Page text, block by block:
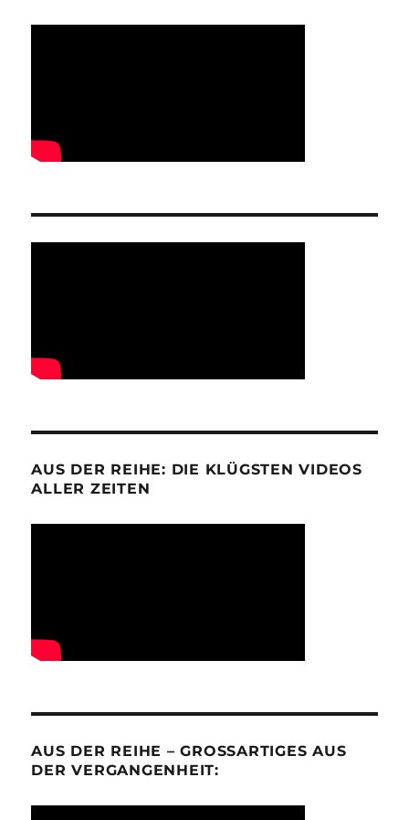
AUS DER REIHE: DIE KLÜGSTEN VIDEOS
ALLER ZEITEN
AUS DER REIHE – GROSSARTIGES AUS D
ER VERGANGENHEIT: